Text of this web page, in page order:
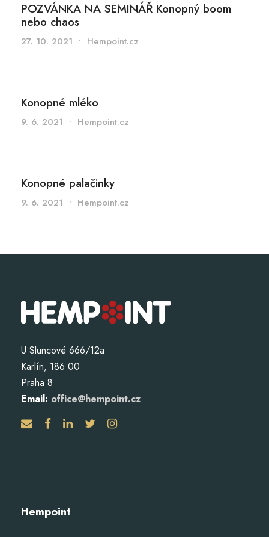
POZVÁNKA NA SEMINÁŘ Konopný boom
nebo chaos
27. 10. 2021 • Hempoint.cz
Konopné mléko
9. 6. 2021 • Hempoint.cz
Konopné palačinky
9. 6. 2021 • Hempoint.cz
U Sluncové 666/12a
Karlín, 186 00
Praha 8
Email: office@hempoint.cz
Hempoint